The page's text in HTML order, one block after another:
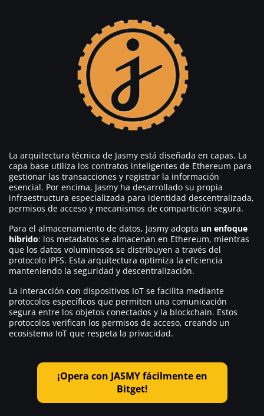
La arquitectura técnica de Jasmy está diseñada en capas. La
capa base utiliza los contratos inteligentes de Ethereum para
gestionar las transacciones y registrar la información
esencial. Por encima, Jasmy ha desarrollado su propia
infraestructura especializada para identidad descentralizada,
permisos de acceso y mecanismos de compartición segura.
Para el almacenamiento de datos, Jasmy adopta un enfoque
híbrido: los metadatos se almacenan en Ethereum, mientras
que los datos voluminosos se distribuyen a través del
protocolo IPFS. Esta arquitectura optimiza la eficiencia
manteniendo la seguridad y descentralización.
La interacción con dispositivos IoT se facilita mediante
protocolos específicos que permiten una comunicación
segura entre los objetos conectados y la blockchain. Estos
protocolos verifican los permisos de acceso, creando un
ecosistema IoT que respeta la privacidad.
¡Opera con JASMY fácilmente en
Bitget!